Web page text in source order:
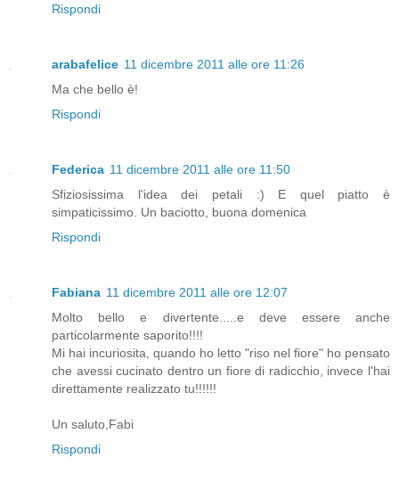
Rispondi
arabafelice 11 dicembre 2011 alle ore 11:26
Ma che bello è!
Rispondi
Federica 11 dicembre 2011 alle ore 11:50
Sfiziosissima l'idea dei petali :) E quel piatto è
simpaticissimo. Un baciotto, buona domenica
Rispondi
Fabiana 11 dicembre 2011 alle ore 12:07
Molto bello e divertente.....e deve essere anche
particolarmente saporito!!!!
Mi hai incuriosita, quando ho letto "riso nel fiore" ho pensato
che avessi cucinato dentro un fiore di radicchio, invece l'hai
direttamente realizzato tu!!!!!!
Un saluto,Fabi
Rispondi